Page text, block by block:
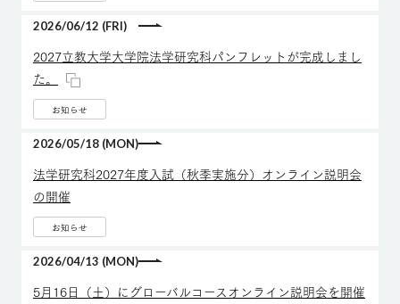
2027立教大学大学院法学研究科パンフレットが完成しまし
た。
お知らせ
2026/06/12 (FRI)
法学研究科2027年度入試（秋季実施分）オンライン説明会
の開催
お知らせ
2026/05/18 (MON)
5月16日（土）にグローバルコースオンライン説明会を開催
2026/04/13 (MON)